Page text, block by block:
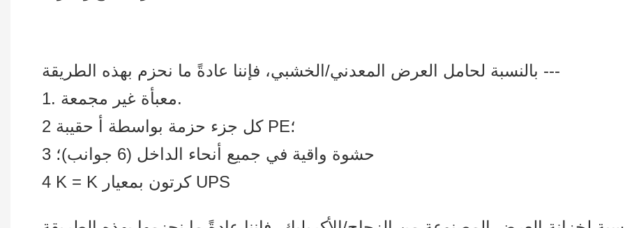
بالنسبة لحامل العرض المعدني/الخشبي، فإننا عادةً ما نحزم بهذه الطريقة ---
1. معبأة غير مجمعة.
4 K = K كرتون بمعيار UPS